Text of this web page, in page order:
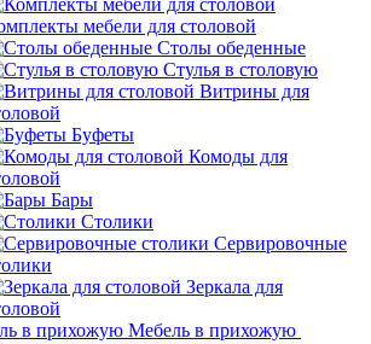
мебели для столовой
Столы обеденные
Стулья в столовую
Витрины для
Буфеты
Комоды для
Бары
Столики
Сервировочные
Зеркала для
Мебель в прихожую